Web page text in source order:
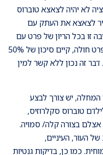
לא יהיה לצאצא טוברוס
לצאצא את העתק עם
זו בכל הריון של פרט עם
טוברוס סקלרוזיס או בת/בן זוג של פרט חולה, קיים סיכון של 50%
זה נכון ללא קשר למין
המחלה, יש צורך לבצע
טוברוס סקלרוזיס,
בצורה קלה/ סמויה.
העור, העיניים,
כמו כן, בדיקות גנטיות